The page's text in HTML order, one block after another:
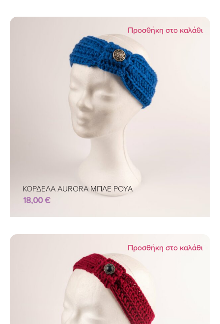
Προσθήκη στο καλάθι
ΚΟΡΔΕΛΑ AURORA ΜΠΛΕ ΡΟΥΑ
18,00€
Προσθήκη στο καλάθι